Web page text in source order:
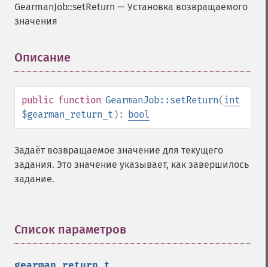
GearmanJob::setReturn — Установка возвращаемого
значения
Описание
public function GearmanJob::setReturn( int
$gearman_return_t ): bool
Задаёт возвращаемое значение для текущего
задания. Это значение указывает, как завершилось
задание.
Список параметров